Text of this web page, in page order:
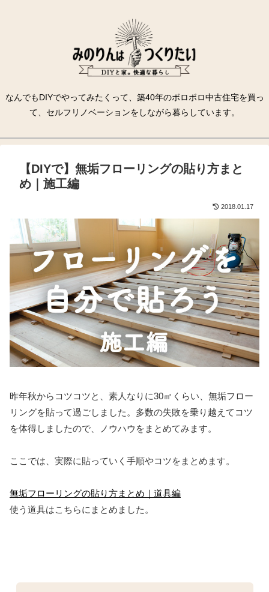
なんでもDIYでやってみたくって、築40年のボロボロ中古住宅を買っ
て、セルフリノベーションをしながら暮らしています。
【DIYで】無垢フローリングの貼り方まと
め｜施工編
2018.01.17
昨年秋からコツコツと、素人なりに30㎡くらい、無垢フロー
リングを貼って過ごしました。多数の失敗を乗り越えてコツ
を体得しましたので、ノウハウをまとめてみます。
ここでは、実際に貼っていく手順やコツをまとめます。
無垢フローリングの貼り方まとめ｜道具編
使う道具はこちらにまとめました。